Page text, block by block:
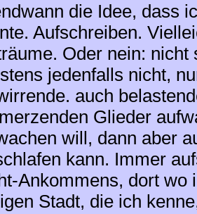
die Idee, dass
Aufschreiben.
Oder nein: nicht
jedenfalls nicht,
auch
Glieder
will, dann aber
kann. Immer
Ankommens, dort wo
Stadt, die ich